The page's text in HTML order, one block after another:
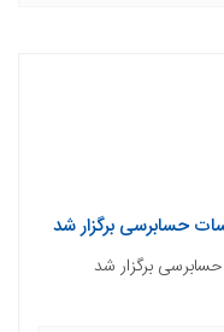
حسابرسی برگزار شد
برگزار شد